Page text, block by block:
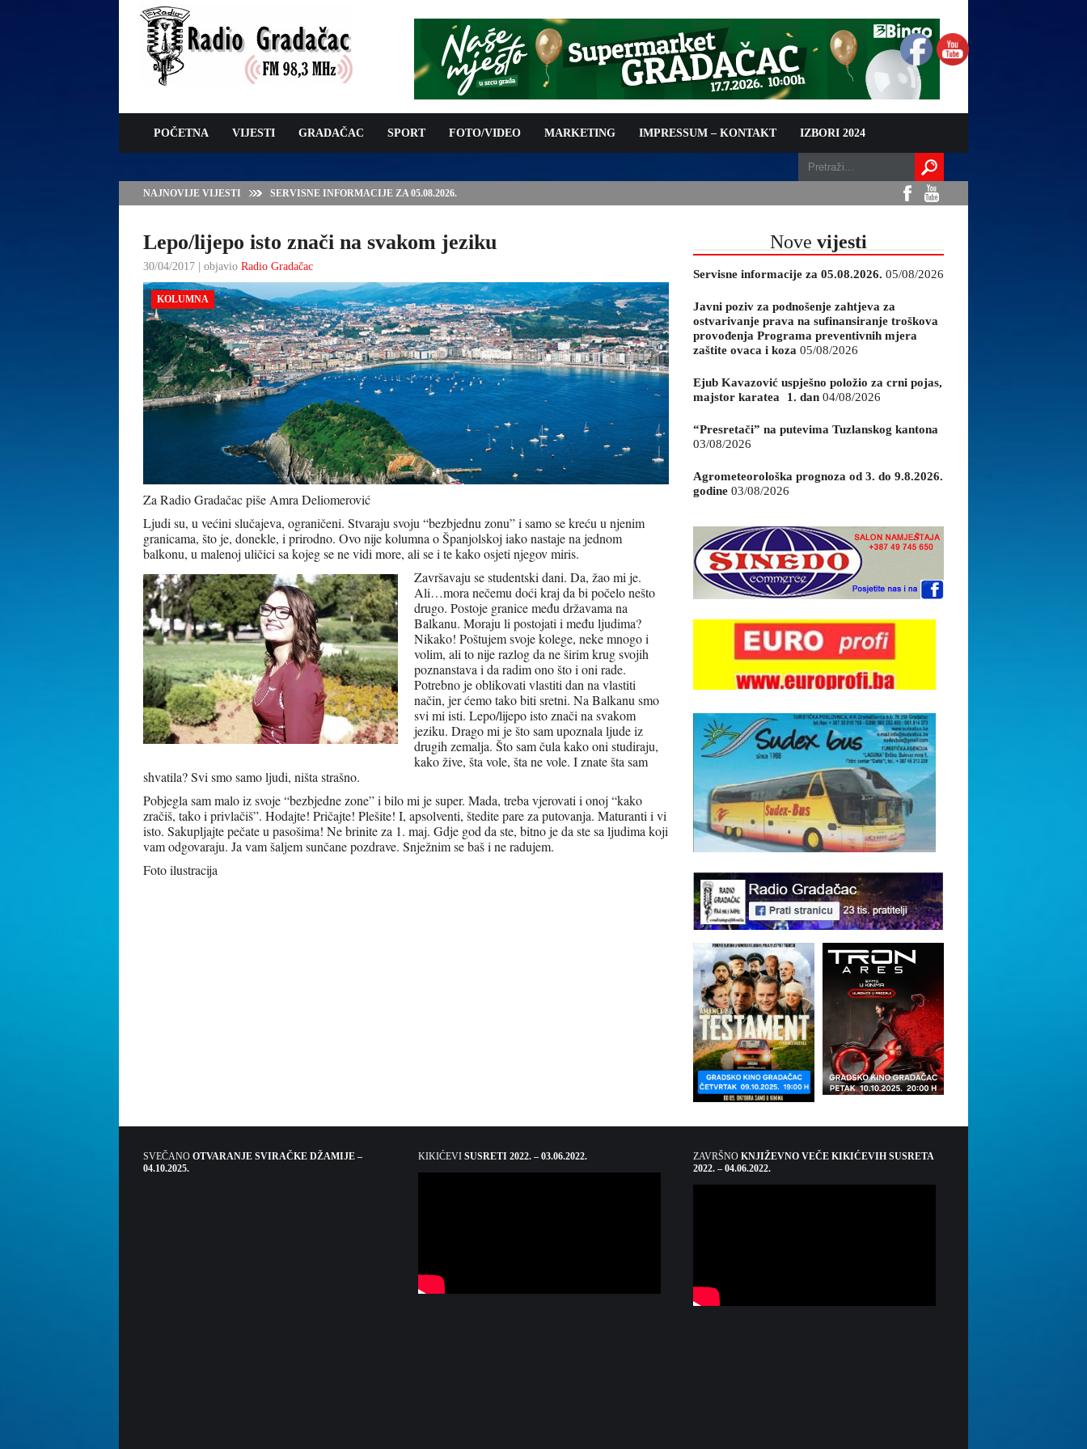
POČETNA VIJESTI GRADAČAC SPORT FOTO/VIDEO MARKETING IMPRESSUM – KONTAKT IZBORI 2024
NAJNOVIJE VIJESTI SERVISNE INFORMACIJE ZA 05.08.2026.
Lepo/lijepo isto znači na svakom jeziku
30/04/2017 | objavio Radio Gradačac
KOLUMNA
Za Radio Gradačac piše Amra Deliomerović
Ljudi su, u većini slučajeva, ograničeni. Stvaraju svoju “bezbjednu zonu” i samo se kreću u njenim
granicama, što je, donekle, i prirodno. Ovo nije kolumna o Španjolskoj iako nastaje na jednom
balkonu, u malenoj uličici sa kojeg se ne vidi more, ali se i te kako osjeti njegov miris.
Završavaju se studentski dani. Da, žao mi je.
Ali…mora nečemu doći kraj da bi počelo nešto
drugo. Postoje granice među državama na
Balkanu. Moraju li postojati i među ljudima?
Nikako! Poštujem svoje kolege, neke mnogo i
volim, ali to nije razlog da ne širim krug svojih
poznanstava i da radim ono što i oni rade.
Potrebno je oblikovati vlastiti dan na vlastiti
način, jer ćemo tako biti sretni. Na Balkanu smo
svi mi isti. Lepo/lijepo isto znači na svakom
jeziku. Drago mi je što sam upoznala ljude iz
drugih zemalja. Što sam čula kako oni studiraju,
kako žive, šta vole, šta ne vole. I znate šta sam
shvatila? Svi smo samo ljudi, ništa strašno.
Pobjegla sam malo iz svoje “bezbjedne zone” i bilo mi je super. Mada, treba vjerovati i onoj “kako
zračiš, tako i privlačiš”. Hodajte! Pričajte! Plešite! I, apsolventi, štedite pare za putovanja. Maturanti i vi
isto. Sakupljajte pečate u pasošima! Ne brinite za 1. maj. Gdje god da ste, bitno je da ste sa ljudima koji
vam odgovaraju. Ja vam šaljem sunčane pozdrave. Snježnim se baš i ne radujem.
Foto ilustracija
Nove vijesti
Servisne informacije za 05.08.2026. 05/08/2026
Javni poziv za podnošenje zahtjeva za
ostvarivanje prava na sufinansiranje troškova
provođenja Programa preventivnih mjera
zaštite ovaca i koza 05/08/2026
Ejub Kavazović uspješno položio za crni pojas,
majstor karatea 1. dan 04/08/2026
“Presretači” na putevima Tuzlanskog kantona
03/08/2026
Agrometeorološka prognoza od 3. do 9.8.2026.
godine 03/08/2026
SVEČANO OTVARANJE SVIRAČKE DŽAMIJE –
04.10.2025.
KIKIĆEVI SUSRETI 2022. – 03.06.2022. ZAVRŠNO KNJIŽEVNO VEČE KIKIĆEVIH SUSRETA
2022. – 04.06.2022.